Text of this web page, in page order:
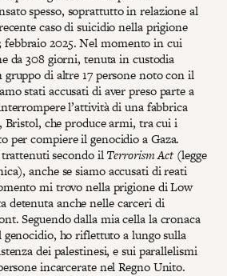
spesso, soprattutto in relazione al
caso di suicidio nella prigione
2025. Nel momento in cui
da 308 giorni, tenuta in custodia
gruppo di altre 17 persone noto con il
stati accusati di aver preso parte a
l’attività di una fabbrica
Bristol, che produce armi, tra cui i
per compiere il genocidio a Gaza.
secondo ilTerrorism Act (legge
anche se siamo accusati di reati
mi trovo nella prigione di Low
detenuta anche nelle carceri di
Seguendo dalla mia cella la cronaca
ho riflettuto a lungo sulla
dei palestinesi, e sui parallelismi
incarcerate nel Regno Unito.